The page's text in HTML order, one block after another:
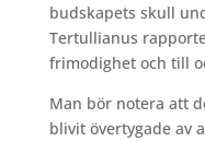
budskapets skull
Tertullianus
frimodighet och till
Man bör notera att
blivit övertygade av